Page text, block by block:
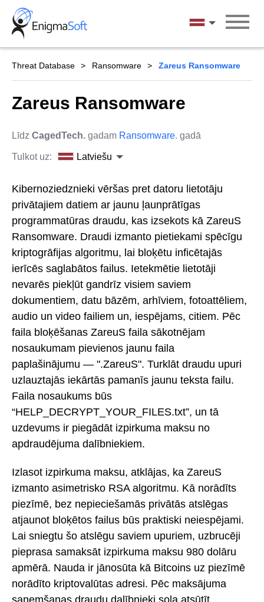
Skip
content
Latviešu
Threat Database Ransomware Zareus Ransomware
Zareus Ransomware
Līdz CagedTech. gadam Ransomware. gadā
Tulkot uz: Latviešu
Kibernoziedznieki vēršas pret datoru lietotāju
privātajiem datiem ar jaunu ļaunprātīgas
programmatūras draudu, kas izsekots kā ZareuS
Ransomware. Draudi izmanto pietiekami spēcīgu
kriptogrāfijas algoritmu, lai bloķētu inficētajās
ierīcēs saglabātos failus. Ietekmētie lietotāji
nevarēs piekļūt gandrīz visiem saviem
dokumentiem, datu bāzēm, arhīviem, fotoattēliem,
audio un video failiem un, iespējams, citiem. Pēc
faila bloķēšanas ZareuS faila sākotnējam
nosaukumam pievienos jaunu faila
paplašinājumu — ".ZareuS". Turklāt draudu upuri
uzlauztajās iekārtās pamanīs jaunu teksta failu.
Faila nosaukums būs
“HELP_DECRYPT_YOUR_FILES.txt”, un tā
uzdevums ir piegādāt izpirkuma maksu no
apdraudējuma dalībniekiem.
Izlasot izpirkuma maksu, atklājas, ka ZareuS
izmanto asimetrisko RSA algoritmu. Kā norādīts
piezīmē, bez nepieciešamās privātās atslēgas
atjaunot bloķētos failus būs praktiski neiespējami.
Lai sniegtu šo atslēgu saviem upuriem, uzbrucēji
pieprasa samaksāt izpirkuma maksu 980 dolāru
apmērā. Nauda ir jānosūta kā Bitcoins uz piezīmē
norādīto kriptovalūtas adresi. Pēc maksājuma